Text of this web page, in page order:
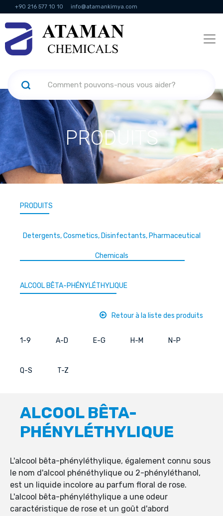
+90 216 577 10 10 info@atamankimya.com
KVKK Politikası Services de la société de l'information
humaines
PRODUITS
PRODUITS
Detergents, Cosmetics, Disinfectants, Pharmaceutical
Chemicals
ALCOOL BÊTA-PHÉNYLÉTHYLIQUE
Retour à la liste des produits
1-9 A-D E-G H-M N-P
Q-S T-Z
ALCOOL BÊTA-
PHÉNYLÉTHYLIQUE
L'alcool bêta-phényléthylique, également connu sous
le nom d'alcool phénéthylique ou 2-phényléthanol,
est un liquide incolore au parfum floral de rose.
L'alcool bêta-phényléthylique a une odeur
caractéristique de rose et un goût d'abord